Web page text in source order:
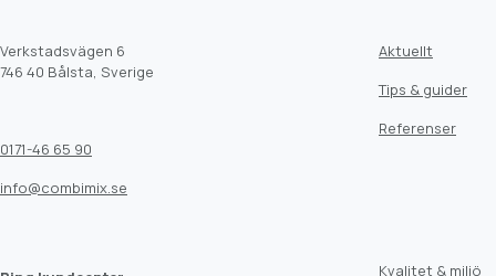
Verkstadsvägen 6
746 40 Bålsta, Sverige
0171-46 65 90
info@combimix.se
Aktuellt
Tips & guider
Referenser
Kvalitet & miljö